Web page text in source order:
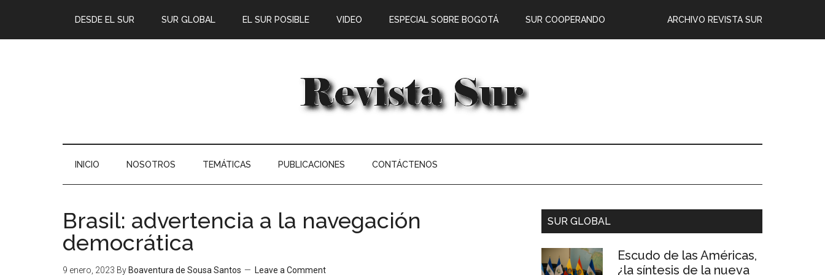
DESDE EL SUR SUR GLOBAL EL SUR POSIBLE ARCHIVO REVISTA SUR
VIDEO ESPECIAL SOBRE BOGOTÁ SUR COOPERANDO
INICIO NOSOTROS TEMÁTICAS PUBLICACIONES CONTÁCTENOS
Brasil: advertencia a la navegación
democrática
9 enero, 2023 By Boaventura de Sousa Santos Leave a Comment
SUR GLOBAL
Escudo de las Américas,
¿la síntesis de la nueva